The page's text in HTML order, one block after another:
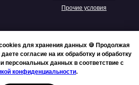
для хранения данных 🍪 Продолжая
согласие на их обработку и обработку
персональных данных в соответствие с
конфиденциальности.
Прочие условия